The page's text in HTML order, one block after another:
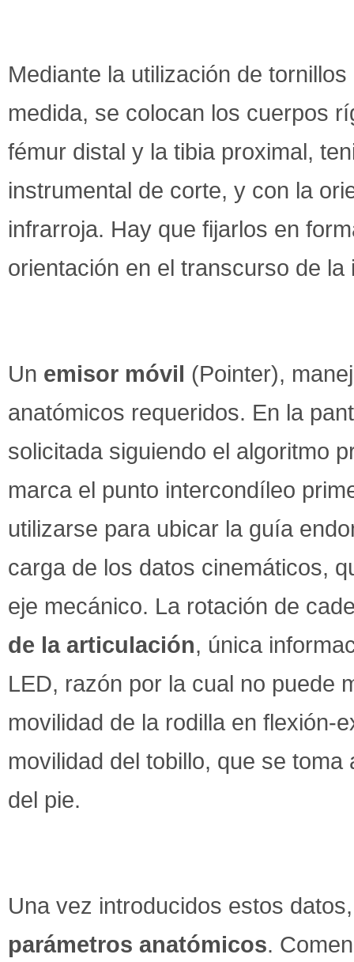
Mediante la utilización de
medida, se colocan los cuerpos
fémur distal y la tibia proximal,
instrumental de corte, y con la
infrarroja. Hay que fijarlos en
orientación en el transcurso de la
Un emisor móvil (Pointer),
anatómicos requeridos. En la
solicitada siguiendo el algoritmo
marca el punto intercondíleo
utilizarse para ubicar la guía
carga de los datos cinemáticos,
eje mecánico. La rotación de
de la articulación, única
LED, razón por la cual no puede
movilidad de la rodilla en flexión-
movilidad del tobillo, que se
del pie.
Una vez introducidos estos
parámetros anatómicos.